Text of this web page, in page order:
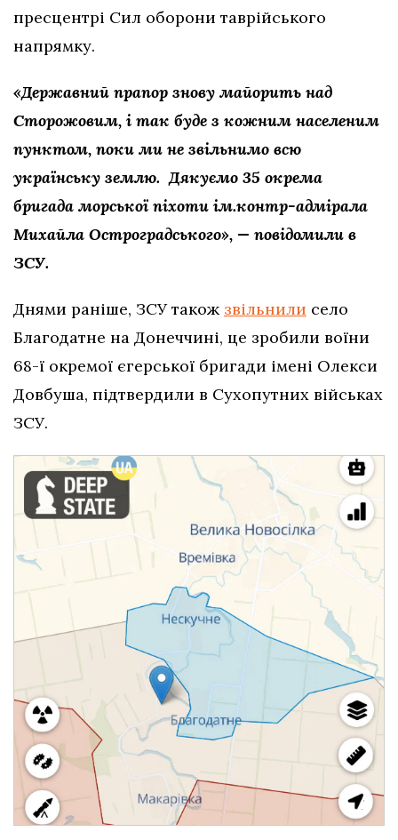
пресцентрі Сил оборони таврійського
напрямку.
«Державний прапор знову майорить над
Сторожовим, і так буде з кожним населеним
пунктом, поки ми не звільнимо всю
українську землю. Дякуємо 35 окрема
бригада морської піхоти ім.контр-адмірала
Михайла Остроградського», — повідомили в
ЗСУ.
Днями раніше, ЗСУ також звільнили село
Благодатне на Донеччині, це зробили воїни
68-ї окремої єгерської бригади імені Олекси
Довбуша, підтвердили в Сухопутних військах
ЗСУ.